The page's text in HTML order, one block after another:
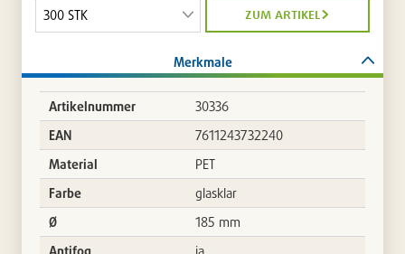
zum artikel
Merkmale
Artikelnummer
30336
EAN
7611243732240
Material
PET
Farbe
glasklar
Ø
185 mm